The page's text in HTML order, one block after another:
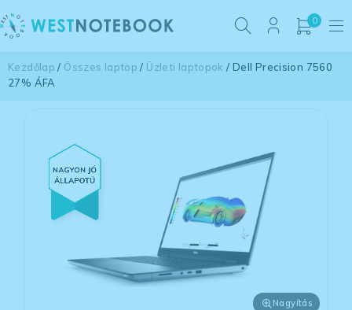
0
Kezdőlap / Összes laptop / Üzleti laptopok / Dell Precision 7560
27% ÁFA
Nagyítás